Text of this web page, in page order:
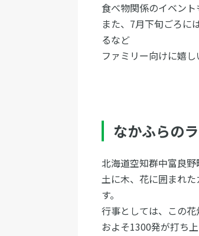
食べ物関係のイベント
また、7月下旬ごろに
るなど
ファミリー向けに嬉し
なかふらの
北海道空知群中富良野
土に木、花に囲まれ
す。
行事としては、この花
およそ1300発が打ち